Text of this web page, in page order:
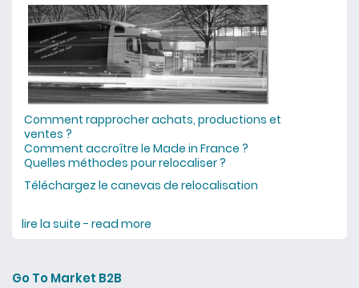
Comment rapprocher achats, productions et
ventes ?
Comment accroître le Made in France ?
Quelles méthodes pour relocaliser ?
Téléchargez le canevas de relocalisation
lire la suite - read more
Go To Market B2B